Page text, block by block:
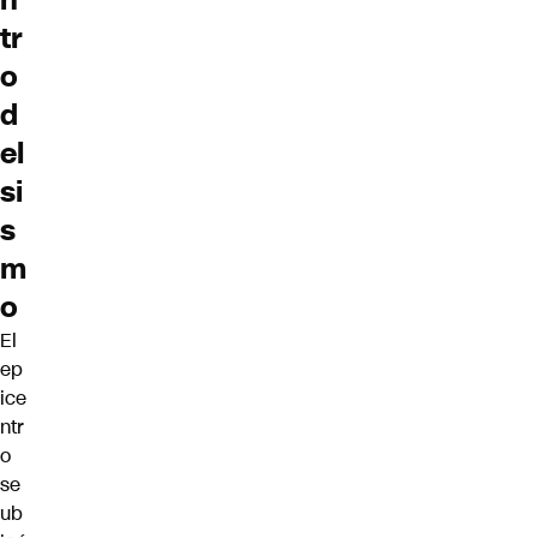
tr
o
d
el
si
s
m
o
El
ep
ice
ntr
o
se
ub